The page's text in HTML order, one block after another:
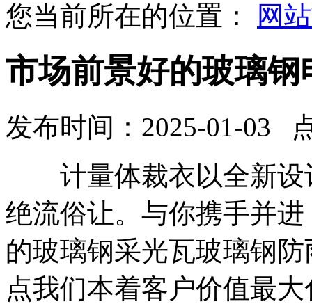
您当前所在的位置：
网
市场前景好的玻璃钢
发布时间：2025-01-03
计量体裁衣以全新设
绝流俗让。与你携手并
的玻璃钢采光瓦玻璃钢
点我们本着客户价值最